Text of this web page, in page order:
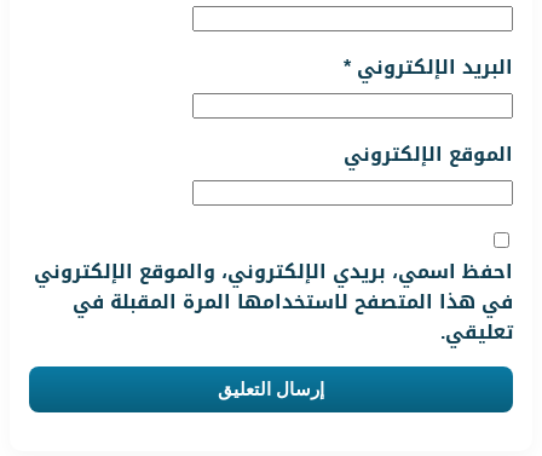
البريد الإلكتروني*
الموقع الإلكتروني
احفظ اسمي، بريدي الإلكتروني، والموقع الإلكتروني
في هذا المتصفح لاستخدامها المرة المقبلة في
تعليقي.